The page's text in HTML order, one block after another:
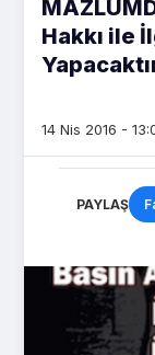
Hakkı ile
14 Nis 2016 -
PAYLAŞ